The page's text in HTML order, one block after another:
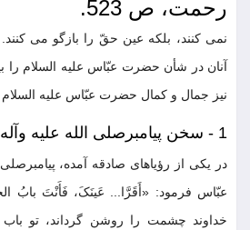
رحمت، ص 523.
نمی کنند، بلکه عین حقّ را بازگو می کنند.
آنان در شأن حضرت عبّاس علیه السلام را
نیز جمال و کمال حضرت عبّاس علیه السلام
1 - سخن پیامبرصلی الله علیه وآله به عبّاس
در یکی از رؤیاهای صادقه آمده،
عبّاس فرمود: «أَقَرَّا... عَینَکَ، فَأَنْتَ بابُ
خداوند چشمت را روشن گرداند، تو باب